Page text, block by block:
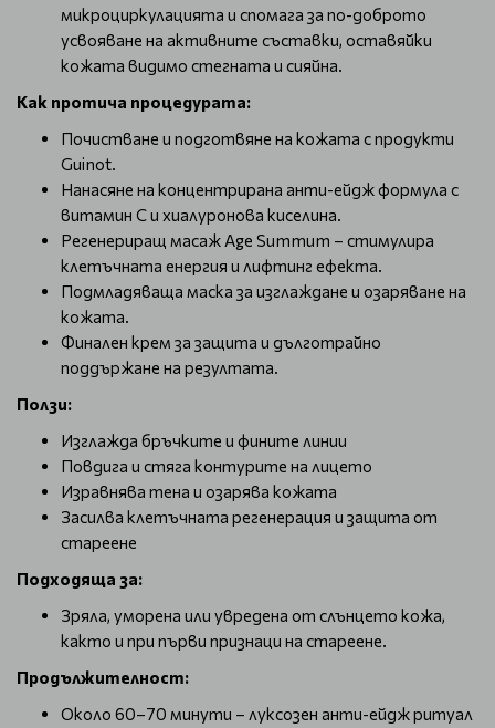
микроциркулацията и спомага за по-доброто
усвояване на активните съставки, оставяйки
кожата видимо стегната и сияйна.
Как протича процедурата:
Почистване и подготвяне на кожата с продукти
Guinot.
Нанасяне на концентрирана анти-ейдж формула с
витамин C и хиалуронова киселина.
Регенериращ масаж Age Summum – стимулира
клетъчната енергия и лифтинг ефекта.
Подмладяваща маска за изглаждане и озаряване на
кожата.
Финален крем за защита и дълготрайно
поддържане на резултата.
Ползи:
Изглажда бръчките и фините линии
Повдига и стяга контурите на лицето
Изравнява тена и озарява кожата
Засилва клетъчната регенерация и защита от
стареене
Подходяща за:
Зряла, уморена или увредена от слънцето кожа,
както и при първи признаци на стареене.
Продължителност:
Около 60–70 минути – луксозен анти-ейдж ритуал